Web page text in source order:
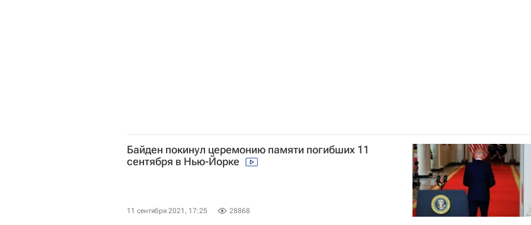
Байден покинул церемонию памяти погибших 11
сентября в Нью-Йорке
11 сентября 2021, 17:25 28868